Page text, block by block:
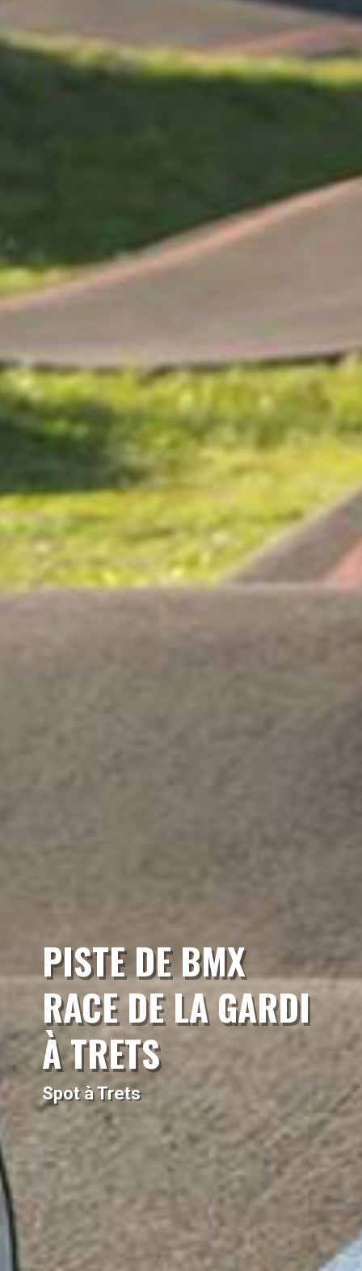
PISTE DE BMX
RACE DE LA GARDI
À TRETS
Spot à Trets